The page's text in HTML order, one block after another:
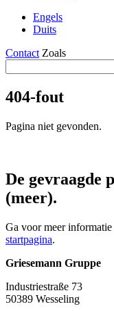
Engels
Duits
Contact Zoals
404-fout
Pagina niet gevonden.
De gevraagde
(meer).
Ga voor meer
startpagina.
Griesemann Gruppe
Industriestraße 73
50389 Wesseling